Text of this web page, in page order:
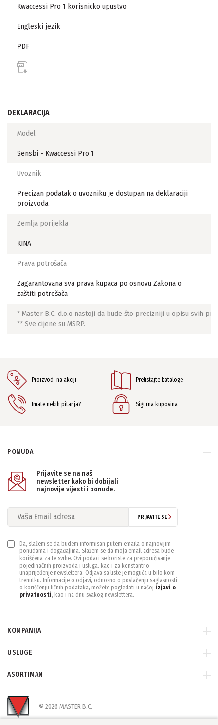
Kwaccessi Pro 1 korisnicko upustvo
Engleski jezik
PDF
DEKLARACIJA
Model
Sensbi - Kwaccessi Pro 1
Uvoznik
Precizan podatak o uvozniku je dostupan na deklaraciji
proizvoda.
Zemlja porijekla
KINA
Prava potrošača
Zagarantovana sva prava kupaca po osnovu Zakona o
zaštiti potrošača
* Master B.C. d.o.o nastoji da bude što precizniji u opisu svih
** Sve cijene su MSRP.
Proizvodi na akciji Prelistajte kataloge
Imate nekih pitanja? Sigurna kupovina
PONUDA
Prijavite se na naš
newsletter kako bi dobijali
najnovije vijesti i ponude.
PRIJAVITE SE
Da, slažem se da budem informisan putem emaila o najnovijim
ponudama i događajima. Slažem se da moja email adresa bude
korišćena za te svrhe. Ovi podaci se koriste za preporučivanje
pojedinačnih proizvoda i usluga, kao i za konstantno
unaprijeđenje newslettera. Odjava sa liste je moguća u bilo kom
trenutku. Informacije o odjavi, odnosno o povlačenju saglasnosti
o korišćenju ličnih podataka, možete pogledati u našoj izjavi o
privatnosti, kao i na dnu svakog newslettera.
KOMPANIJA
USLUGE
ASORTIMAN
© 2026 MASTER B.C.